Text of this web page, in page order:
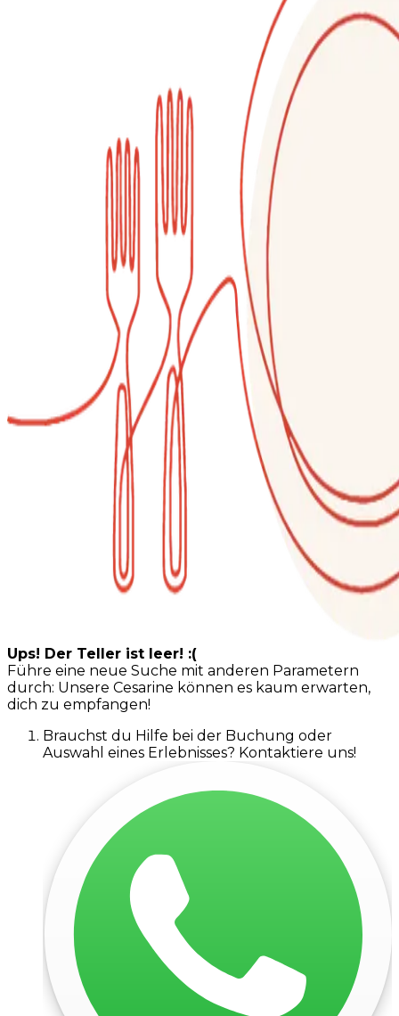
Ups! Der Teller ist leer! :(
Führe eine neue Suche mit anderen Parametern
durch: Unsere Cesarine können es kaum erwarten,
dich zu empfangen!
Brauchst du Hilfe bei der Buchung oder
Auswahl eines Erlebnisses? Kontaktiere uns!